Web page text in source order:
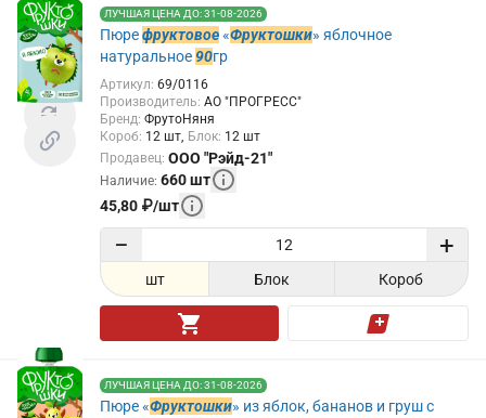
ЛУЧШАЯ ЦЕНА ДО: 31-08-2026
Пюрефруктовое«Фруктошки» яблочное
натуральное 90гр
Артикул: 69/0116
Производитель: АО "ПРОГРЕСС"
Бренд: ФрутоНяня
Короб: 12 шт Блок: 12 шт
Продавец: ООО "Рэйд-21"
Наличие: 660шт
45,80 ₽/шт
− +
шт Блок Короб
ЛУЧШАЯ ЦЕНА ДО: 31-08-2026
Пюре «Фруктошки» из яблок, бананов и груш с